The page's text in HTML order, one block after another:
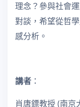
理念？參與社會
對談，希望從哲
感分析。
講者 ：
肖唐鏢教授 (南京